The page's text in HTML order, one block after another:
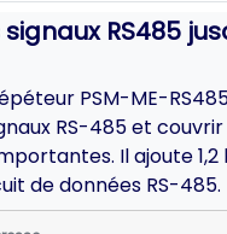
RS485
PSM-ME-
RS-485 et
Il ajoute 1,2
de données RS-485.